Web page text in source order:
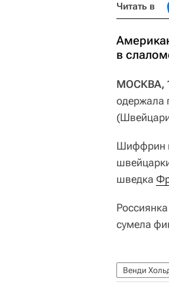
Читать в
в
МОСКВА,
одержала
Шиффрин
шведка
сумела
Венди